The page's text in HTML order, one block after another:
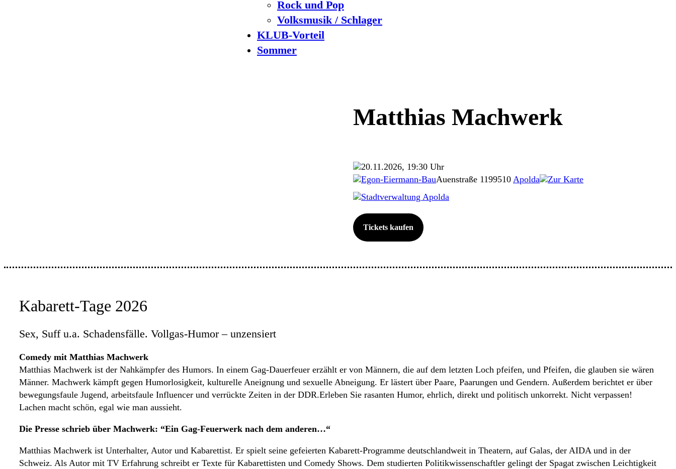
Rock und Pop
Volksmusik / Schlager
KLUB-Vorteil
Sommer
Matthias Machwerk
20.11.2026, 19:30 Uhr
Egon-Eiermann-BauAuenstraße 1199510 Apolda
Zur Karte
Stadtverwaltung Apolda
Tickets kaufen
Kabarett-Tage 2026
Sex, Suff u.a. Schadensfälle. Vollgas-Humor – unzensiert
Comedy mit Matthias Machwerk
Matthias Machwerk ist der Nahkämpfer des Humors. In einem Gag-Dauerfeuer erzählt er von Männern, die auf dem letzten Loch pfeifen, und Pfeifen, die glauben sie wären
Männer. Machwerk kämpft gegen Humorlosigkeit, kulturelle Aneignung und sexuelle Abneigung. Er lästert über Paare, Paarungen und Gendern. Außerdem berichtet er über
bewegungsfaule Jugend, arbeitsfaule Influencer und verrückte Zeiten in der DDR.Erleben Sie rasanten Humor, ehrlich, direkt und politisch unkorrekt. Nicht verpassen!
Lachen macht schön, egal wie man aussieht.
Die Presse schrieb über Machwerk: “Ein Gag-Feuerwerk nach dem anderen…“
Matthias Machwerk ist Unterhalter, Autor und Kabarettist. Er spielt seine gefeierten Kabarett-Programme deutschlandweit in Theatern, auf Galas, der AIDA und in der
Schweiz. Als Autor mit TV Erfahrung schreibt er Texte für Kabarettisten und Comedy Shows. Dem studierten Politikwissenschaftler gelingt der Spagat zwischen Leichtigkeit